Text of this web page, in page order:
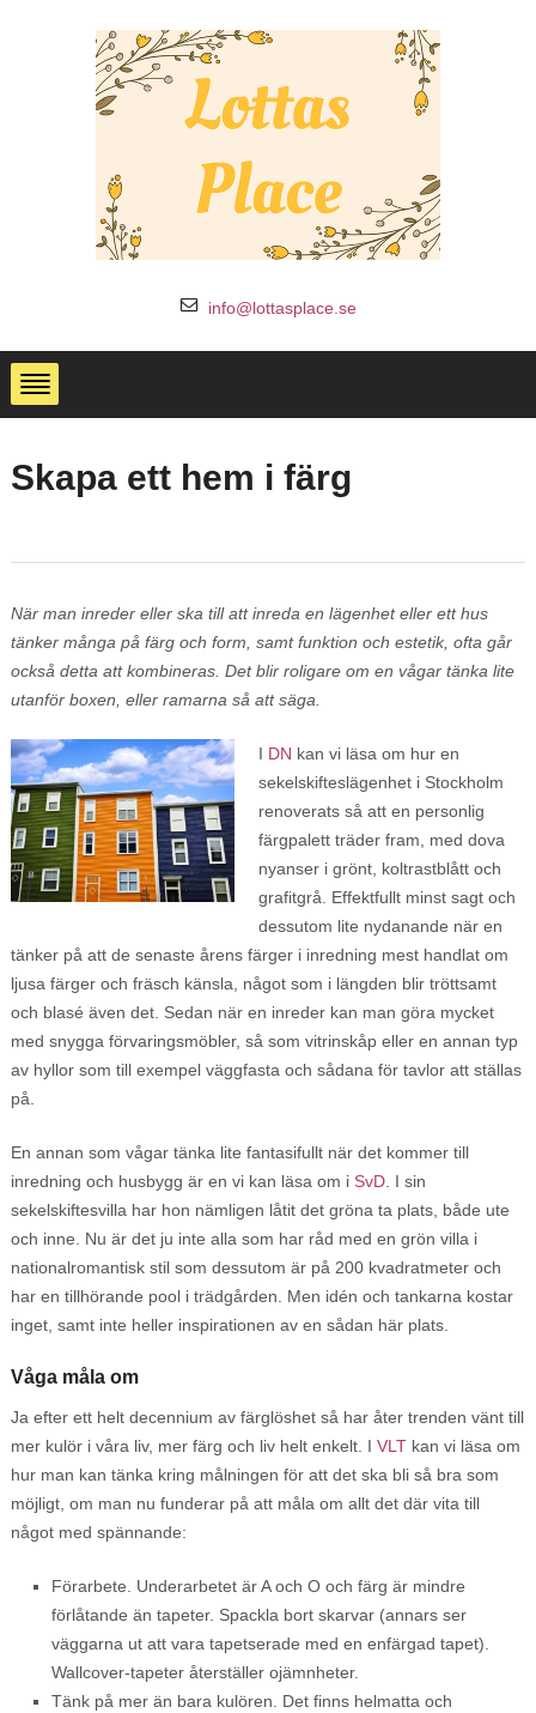
info@lottasplace.se
Skapa ett hem i färg
När man inreder eller ska till att inreda en lägenhet eller ett hus
tänker många på färg och form, samt funktion och estetik, ofta går
också detta att kombineras. Det blir roligare om en vågar tänka lite
utanför boxen, eller ramarna så att säga.
I DN kan vi läsa om hur en
sekelskifteslägenhet i Stockholm
renoverats så att en personlig
färgpalett träder fram, med dova
nyanser i grönt, koltrastblått och
grafitgrå. Effektfullt minst sagt och
dessutom lite nydanande när en
tänker på att de senaste årens färger i inredning mest handlat om
ljusa färger och fräsch känsla, något som i längden blir tröttsamt
och blasé även det. Sedan när en inreder kan man göra mycket
med snygga förvaringsmöbler, så som vitrinskåp eller en annan typ
av hyllor som till exempel väggfasta och sådana för tavlor att ställas
på.
En annan som vågar tänka lite fantasifullt när det kommer till
inredning och husbygg är en vi kan läsa om i SvD. I sin
sekelskiftesvilla har hon nämligen låtit det gröna ta plats, både ute
och inne. Nu är det ju inte alla som har råd med en grön villa i
nationalromantisk stil som dessutom är på 200 kvadratmeter och
har en tillhörande pool i trädgården. Men idén och tankarna kostar
inget, samt inte heller inspirationen av en sådan här plats.
Våga måla om
Ja efter ett helt decennium av färglöshet så har åter trenden vänt till
mer kulör i våra liv, mer färg och liv helt enkelt. I VLTkan vi läsa om
hur man kan tänka kring målningen för att det ska bli så bra som
möjligt, om man nu funderar på att måla om allt det där vita till
något med spännande:
Förarbete. Underarbetet är A och O och färg är mindre
förlåtande än tapeter. Spackla bort skarvar (annars ser
väggarna ut att vara tapetserade med en enfärgad tapet).
Wallcover-tapeter återställer ojämnheter.
Tänk på mer än bara kulören. Det finns helmatta och